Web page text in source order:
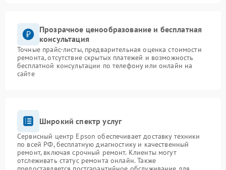
Прозрачное ценообразование и бесплатная
консультация
Точные прайс-листы, предварительная оценка стоимости
ремонта, отсутствие скрытых платежей и возможность
бесплатной консультации по телефону или онлайн на
сайте
Широкий спектр услуг
Сервисный центр Epson обеспечивает доставку техники
по всей РФ, бесплатную диагностику и качественный
ремонт, включая срочный ремонт. Клиенты могут
отслеживать статус ремонта онлайн. Также